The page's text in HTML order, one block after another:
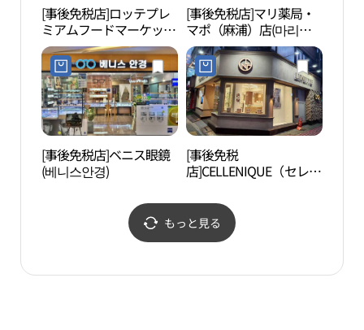
[事後免税店]ロッテプレ
ミアムフードマーケッ
ト・コンドク（孔徳）店
(롯데 프리미엄 푸드마켓
공덕점)
[事後免税店]マリ薬局・
マポ（麻浦）店(마리약
국 마포점)
[事後免税店]ベニス眼鏡
(베니스안경)
[事後免税
店]CELLENIQUE（セレニ
徳）店(세레니끄 공덕점)
もっと見る